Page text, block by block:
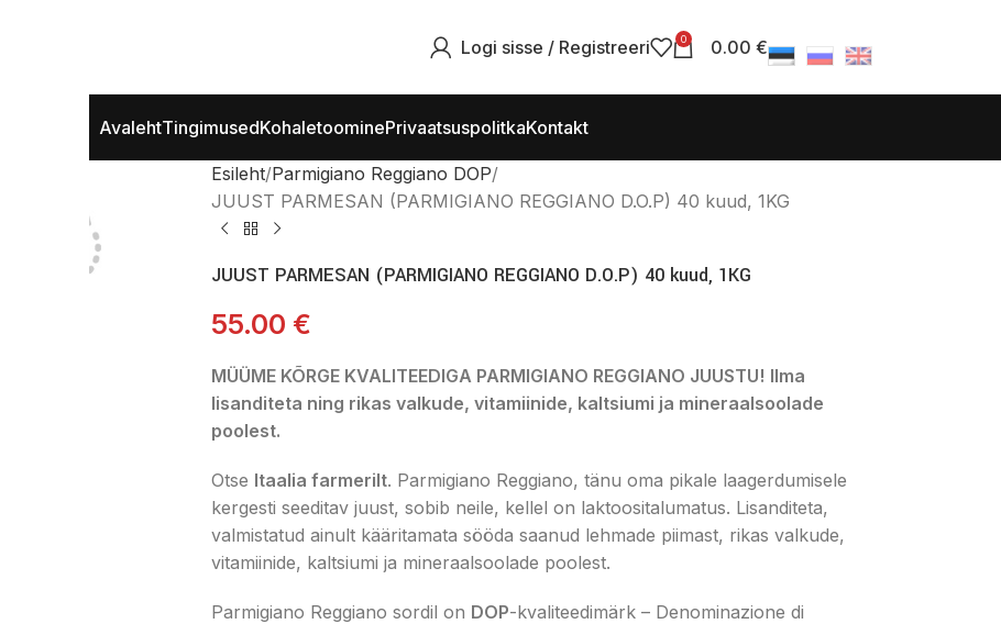
Logi sisse / Registreeri 0 0.00 €
AvalehtTingimusedKohaletoominePrivaatsuspolitkaKontakt
Esileht Parmigiano Reggiano DOP
JUUST PARMESAN (PARMIGIANO REGGIANO D.O.P) 40 kuud, 1KG
JUUST PARMESAN (PARMIGIANO REGGIANO D.O.P) 40 kuud, 1KG
55.00 €
MÜÜME KÕRGE KVALITEEDIGA PARMIGIANO REGGIANO JUUSTU! Ilma
lisanditeta ning rikas valkude, vitamiinide, kaltsiumi ja mineraalsoolade
poolest.
Otse Itaalia farmerilt. Parmigiano Reggiano, tänu oma pikale laagerdumisele
kergesti seeditav juust, sobib neile, kellel on laktoositalumatus. Lisanditeta,
valmistatud ainult kääritamata sööda saanud lehmade piimast, rikas valkude,
vitamiinide, kaltsiumi ja mineraalsoolade poolest.
Parmigiano Reggiano sordil on DOP-kvaliteedimärk – Denominazione di